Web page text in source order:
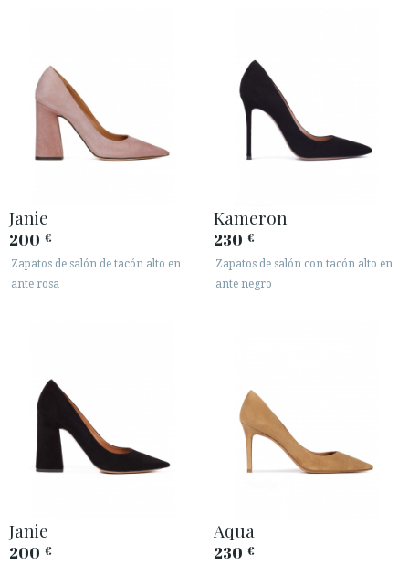
· POLÍTICA DE PRIVACIDAD
· TÉRMINOS Y CONDICIONES
· AVISO LEGAL
ÁREA DE CLIENTES B2B
SECURE WEB SSL CERTIFICATE
Janie
200 €
Zapatos de salón de tacón alto en
ante rosa
Kameron
230 €
Zapatos de salón con tacón alto en
ante negro
Janie
200 €
Aqua
230 €